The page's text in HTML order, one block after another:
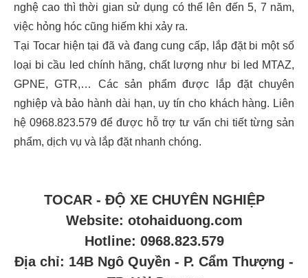
nghệ cao thì thời gian sử dụng có thể lên đến 5, 7 năm,
việc hỏng hóc cũng hiếm khi xảy ra.
Tại Tocar hiện tại đã và đang cung cấp, lắp đặt bi một số
loại bi cầu led chính hãng, chất lượng như bi led MTAZ,
GPNE, GTR,… Các sản phẩm được lắp đặt chuyên
nghiệp và bảo hành dài hạn, uy tín cho khách hàng. Liên
hệ 0968.823.579 để được hỗ trợ tư vấn chi tiết từng sản
phẩm, dịch vụ và lắp đặt nhanh chóng.
TOCAR - ĐỘ XE CHUYÊN NGHIỆP
Website: otohaiduong.com
Hotline: 0968.823.579
Địa chỉ: 14B Ngô Quyền - P. Cẩm Thượng -